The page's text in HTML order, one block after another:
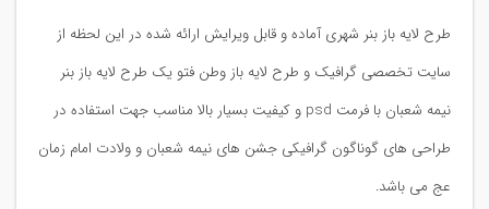
طرح لایه باز بنر شهری آماده و قابل ویرایش ارائه شده در این لحظه از
سایت تخصصی گرافیک و طرح لایه باز وطن فتو یک طرح لایه باز بنر
نیمه شعبان با فرمت psd و کیفیت بسیار بالا مناسب جهت استفاده در
طراحی های گوناگون گرافیکی جشن های نیمه شعبان و ولادت امام زمان
عج می باشد.